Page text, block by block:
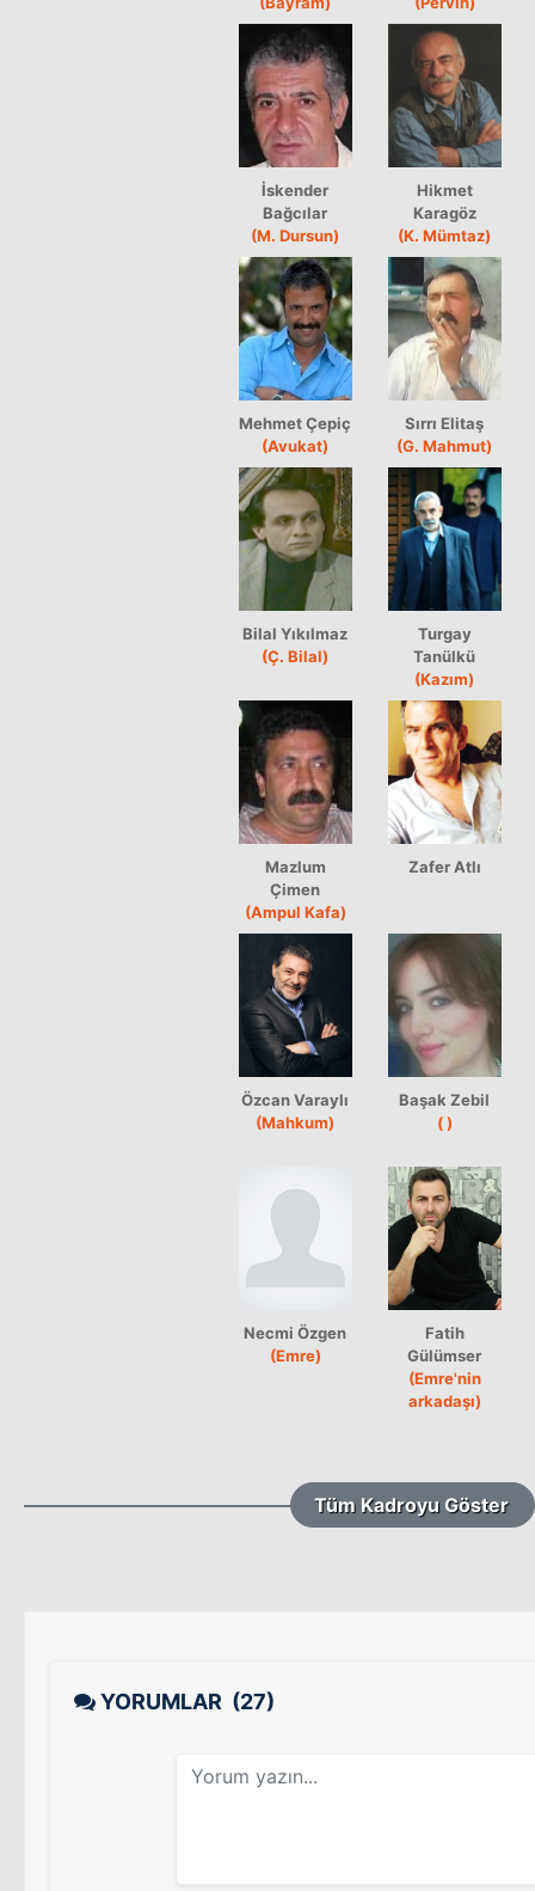
İskender
Bağcılar
(M. Dursun)
Hikmet
Karagöz
(K. Mümtaz)
Mehmet Çepiç
(Avukat)
Sırrı Elitaş
(G. Mahmut)
Bilal Yıkılmaz
(Ç. Bilal)
Turgay
Tanülkü
(Kazım)
Mazlum
Çimen
(Ampul Kafa)
Zafer Atlı
Özcan Varaylı
(Mahkum)
Başak Zebil
( )
Necmi Özgen
(Emre)
Fatih
Gülümser
(Emre'nin
arkadaşı)
Tüm Kadroyu Göster
YORUMLAR (27)